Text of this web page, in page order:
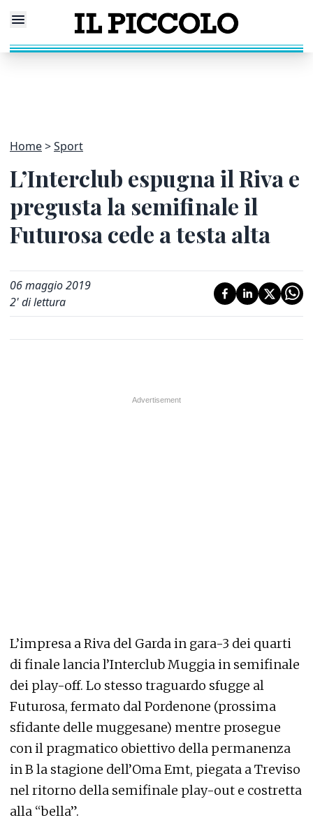
Home Sport
L’Interclub espugna il Riva e
pregusta la semifinale il
Futurosa cede a testa alta
06 maggio 2019
2' di lettura
L’impresa a Riva del Garda in gara-3 dei quarti
di finale lancia l’Interclub Muggia in semifinale
dei play-off. Lo stesso traguardo sfugge al
Futurosa, fermato dal Pordenone (prossima
sfidante delle muggesane) mentre prosegue
con il pragmatico obiettivo della permanenza
in B la stagione dell’Oma Emt, piegata a Treviso
nel ritorno della semifinale play-out e costretta
alla “bella”.